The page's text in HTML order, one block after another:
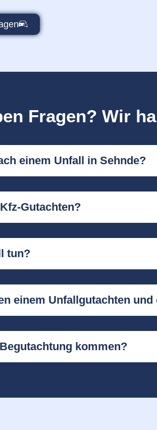
Fragen? Wir
einem Unfall in Sehnde?
Gutachten?
tun?
einem Unfallgutachten
kommen?